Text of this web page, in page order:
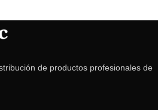
de productos profesionales de